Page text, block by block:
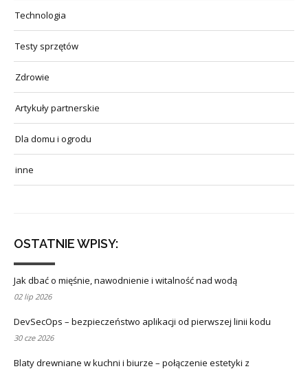
Technologia
Testy sprzętów
Zdrowie
Artykuły partnerskie
Dla domu i ogrodu
inne
OSTATNIE WPISY:
Jak dbać o mięśnie, nawodnienie i witalność nad wodą
02 lip 2026
DevSecOps – bezpieczeństwo aplikacji od pierwszej linii kodu
30 cze 2026
Blaty drewniane w kuchni i biurze – połączenie estetyki z